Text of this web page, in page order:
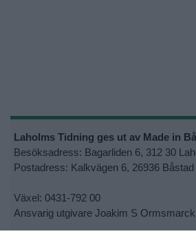
Laholms Tidning ges ut av Made in
Besöksadress: Bagarliden 6, 312 30
Postadress: Kalkvägen 6, 26936 Båstad
Växel: 0431-792 00
Ansvarig utgivare Joakim S Ormsmarck